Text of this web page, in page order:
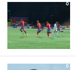
0
0